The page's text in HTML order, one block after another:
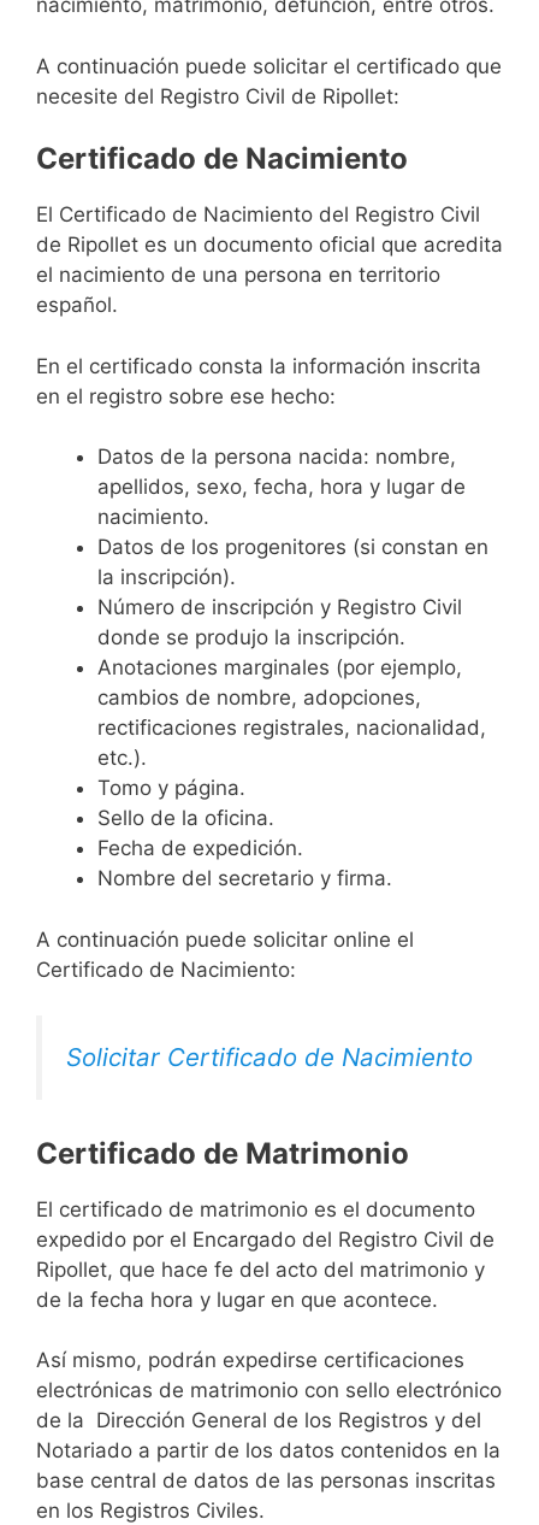
nacimiento, matrimonio, defunción, entre otros.
A continuación puede solicitar el certificado que
necesite del Registro Civil de Ripollet:
Certificado de Nacimiento
El Certificado de Nacimiento del Registro Civil
de Ripollet es un documento oficial que acredita
el nacimiento de una persona en territorio
español.
En el certificado consta la información inscrita
en el registro sobre ese hecho:
Datos de la persona nacida: nombre,
apellidos, sexo, fecha, hora y lugar de
nacimiento.
Datos de los progenitores (si constan en
la inscripción).
Número de inscripción y Registro Civil
donde se produjo la inscripción.
Anotaciones marginales (por ejemplo,
cambios de nombre, adopciones,
rectificaciones registrales, nacionalidad,
etc.).
Tomo y página.
Sello de la oficina.
Fecha de expedición.
Nombre del secretario y firma.
A continuación puede solicitar online el
Certificado de Nacimiento:
Solicitar Certificado de Nacimiento
Certificado de Matrimonio
El certificado de matrimonio es el documento
expedido por el Encargado del Registro Civil de
Ripollet, que hace fe del acto del matrimonio y
de la fecha hora y lugar en que acontece.
Así mismo, podrán expedirse certificaciones
electrónicas de matrimonio con sello electrónico
de la Dirección General de los Registros y del
Notariado a partir de los datos contenidos en la
base central de datos de las personas inscritas
en los Registros Civiles.